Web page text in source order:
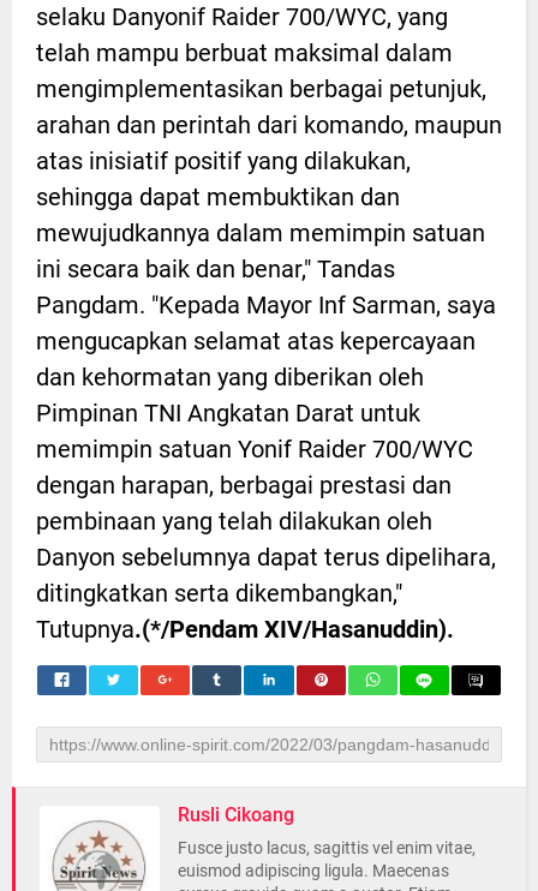
selaku Danyonif Raider 700/WYC, yang
telah mampu berbuat maksimal dalam
mengimplementasikan berbagai petunjuk,
arahan dan perintah dari komando, maupun
atas inisiatif positif yang dilakukan,
sehingga dapat membuktikan dan
mewujudkannya dalam memimpin satuan
ini secara baik dan benar," Tandas
Pangdam. "Kepada Mayor Inf Sarman, saya
mengucapkan selamat atas kepercayaan
dan kehormatan yang diberikan oleh
Pimpinan TNI Angkatan Darat untuk
memimpin satuan Yonif Raider 700/WYC
dengan harapan, berbagai prestasi dan
pembinaan yang telah dilakukan oleh
Danyon sebelumnya dapat terus dipelihara,
ditingkatkan serta dikembangkan,"
Tutupnya.(*/Pendam XIV/Hasanuddin).
Rusli Cikoang
Fusce justo lacus, sagittis vel enim vitae,
euismod adipiscing ligula. Maecenas